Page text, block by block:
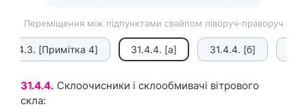
Переміщення між підпунктами свайпом ліворуч-праворуч
31.4.3. [Примітка 4] 31.4.4. [а] 31.4.4. [б]
31.4.4. Склоочисники і склообмивачі вітрового
скла: